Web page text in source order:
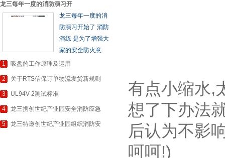
龙三每年一度的消防演习开
龙三每年一度的消
防演习开始了 消防
演练 是为了增强大
家的安全防火意
1
吸盘的工作原理及运用
2 关于RTS信保订单物流发货新规则
3 UL94V-2测试标准
4 龙三携创世纪产业园安全消防应急
5 龙三特邀创世纪产业园组织消防安
有点小缩水,
想了下办法
后认为不影
呵呵!)